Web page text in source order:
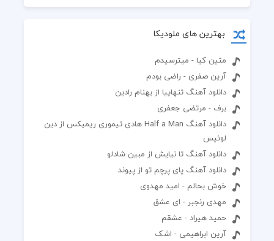
بهترین های ملودیکا
متین کیا - میترسیدم
آرین صفری - راضی بودم
دانلود آهنگ تنهاییا از بهنام رادین
برف - مرتضی جعفری
دانلود آهنگ Half a Man هادی تیموری ریمیکس از دین
لوئیس
دانلود آهنگ تا نیایش از مبین شادلو
دانلود آهنگ پای پرچم تو از پیوند
خوش بحالم - امید مهدوی
مهدی رنجبر - ای عشق
حمید هیراد - عشقم
آرین ابراهیمی - اشک